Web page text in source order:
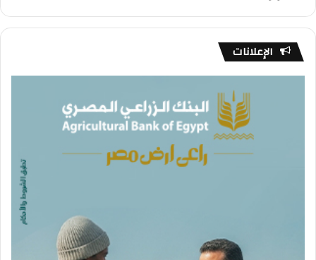
الإعلانات